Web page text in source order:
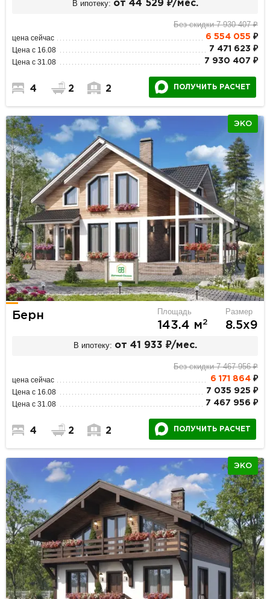
В ипотеку: от 44 529 ₽/мес.
Без скидки 7 930 407 ₽
цена сейчас 6 554 055 ₽
Цена с 16.08 7 471 623 ₽
Цена с 31.08 7 930 407 ₽
4 2 2 ПОЛУЧИТЬ РАСЧЕТ
ЭКО
Берн Площадь
143.4 м2
Размер
8.5х9
В ипотеку: от 41 933 ₽/мес.
Без скидки 7 467 956 ₽
цена сейчас 6 171 864₽
Цена с 16.08 7 035 925 ₽
Цена с 31.08 7 467 956 ₽
4 2 2 ПОЛУЧИТЬ РАСЧЕТ
ЭКО